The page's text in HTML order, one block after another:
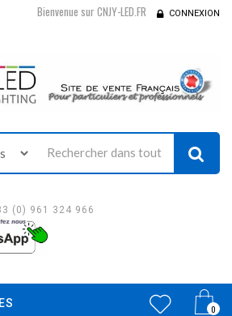
Bienvenue sur CNJY-LED.FR CONNEXION
(0) 961 324 966
0